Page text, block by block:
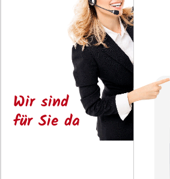
Wir sind
für Sie da